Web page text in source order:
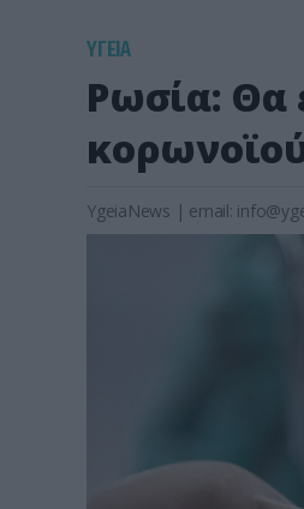
ΥΓΕΙΑ
Ρωσία: Θα
YgeiaNews | email: